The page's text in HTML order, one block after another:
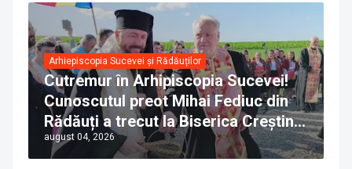
Arhiepiscopia Sucevei și Rădăuților
Cutremur în Arhipiscopia Sucevei!
Cunoscutul preot Mihai Fediuc din
Rădăuți a trecut la Biserica Creștină
Ortodoxă Valahă. ÎPS Calinic anunță
că îi pregătește judecata canonică
august 04, 2026